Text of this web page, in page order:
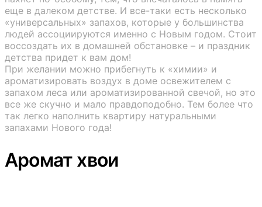
еще в далеком детстве. И все-таки есть несколько
«универсальных» запахов, которые у большинства
людей ассоциируются именно с Новым годом. Стоит
воссоздать их в домашней обстановке – и праздник
детства придет к вам дом!
При желании можно прибегнуть к «химии» и
ароматизировать воздух в доме освежителем с
запахом леса или ароматизированной свечой, но это
все же скучно и мало правдоподобно. Тем более что
так легко наполнить квартиру натуральными
запахами Нового года!
Аромат хвои